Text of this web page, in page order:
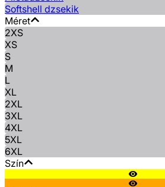
Softshell dzsekik
Méret
2XS
XS
S
M
L
XL
2XL
3XL
4XL
5XL
6XL
Szín